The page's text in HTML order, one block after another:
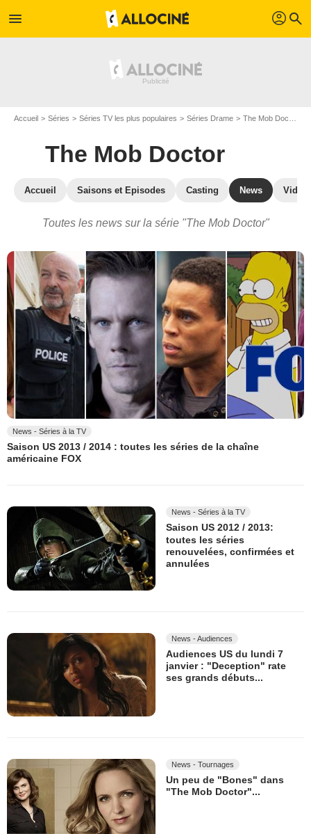
menu profil search
Accueil Séries Séries TV les plus populaires Séries Drame The Mob Doctor
The Mob Doctor
Accueil Saisons et Episodes Casting News
Toutes les news sur la série "The Mob Doctor"
News - Séries à la TV
Saison US 2013 / 2014 : toutes les séries de la chaîne
américaine FOX
News - Séries à la TV
Saison US 2012 / 2013:
toutes les séries
renouvelées, confirmées et
annulées
News - Audiences
Audiences US du lundi 7
janvier : "Deception" rate
ses grands débuts...
News - Tournages
Un peu de "Bones" dans
"The Mob Doctor"...